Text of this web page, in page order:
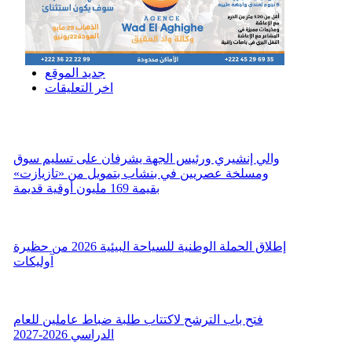
جديد الموقع
اخر التعليقات
والي إنشيري ورئيس الجهة يشرفان على تسليم سوق
ومسلخة عصريين في بنشاب بتمويل من «تازيازت»
بقيمة 169 مليون أوقية قديمة
إطلاق الحملة الوطنية للسياحة البيئية 2026 من حظيرة
آوليكات
فتح باب الترشح لاكتتاب طلبة ضباط عاملين للعام
الدراسي 2026-2027